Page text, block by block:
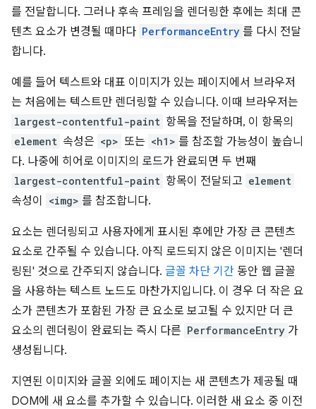
를 전달합니다. 그러나 후속 프레임을 렌더링한 후에는 최대 콘
텐츠 요소가 변경될 때마다 PerformanceEntry 를 다시 전달
합니다.
예를 들어 텍스트와 대표 이미지가 있는 페이지에서 브라우저
는 처음에는 텍스트만 렌더링할 수 있습니다. 이때 브라우저는
largest-contentful-paint 항목을 전달하며, 이 항목의
element 속성은 <p> 또는 <h1> 를 참조할 가능성이 높습니
다. 나중에 히어로 이미지의 로드가 완료되면 두 번째
largest-contentful-paint 항목이 전달되고 element
속성이 <img> 를 참조합니다.
요소는 렌더링되고 사용자에게 표시된 후에만 가장 큰 콘텐츠
요소로 간주될 수 있습니다. 아직 로드되지 않은 이미지는 '렌더
링된' 것으로 간주되지 않습니다. 글꼴 차단 기간 동안 웹 글꼴
을 사용하는 텍스트 노드도 마찬가지입니다. 이 경우 더 작은 요
소가 콘텐츠가 포함된 가장 큰 요소로 보고될 수 있지만 더 큰
요소의 렌더링이 완료되는 즉시 다른 PerformanceEntry 가
생성됩니다.
지연된 이미지와 글꼴 외에도 페이지는 새 콘텐츠가 제공될 때
DOM에 새 요소를 추가할 수 있습니다. 이러한 새 요소 중 이전